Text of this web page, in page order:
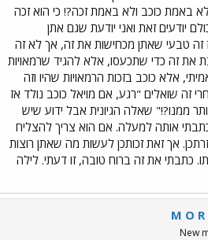
באמת כוכב ולא באמת זכה?! כי הוא זכה
יודעים זאת ואני יודעת שגם אתן
זה טבעי שאתן מכחישות את זה, אך לא זה
את זה כדי שתכעסו, אלא להגיד שרמאויות
אלא כוכב בזכות הרמאויות שהיו וזה
זה שואלים "רגע, אם מויאל כוכב נולד אז
ממנו?!" שאלה הגיונית אבל ידוע שיש
אותה למעלה. אם הוא צריך להצליח
אך זאת זכותכן לעשות מה שאתן רוצות
כתבתי את זה ברוח טובה, זו דעתי. לילה
M O
New